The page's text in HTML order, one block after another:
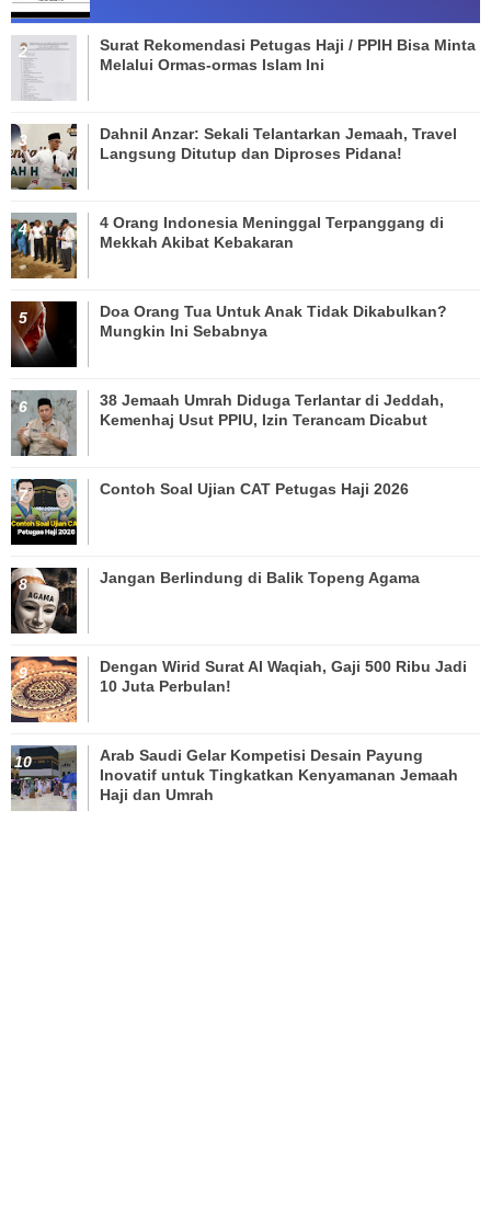
Surat Rekomendasi Petugas Haji / PPIH Bisa Minta
Melalui Ormas-ormas Islam Ini
Dahnil Anzar: Sekali Telantarkan Jemaah, Travel
Langsung Ditutup dan Diproses Pidana!
4 Orang Indonesia Meninggal Terpanggang di
Mekkah Akibat Kebakaran
Doa Orang Tua Untuk Anak Tidak Dikabulkan?
Mungkin Ini Sebabnya
38 Jemaah Umrah Diduga Terlantar di Jeddah,
Kemenhaj Usut PPIU, Izin Terancam Dicabut
Contoh Soal Ujian CAT Petugas Haji 2026
Jangan Berlindung di Balik Topeng Agama
Dengan Wirid Surat Al Waqiah, Gaji 500 Ribu Jadi
10 Juta Perbulan!
Arab Saudi Gelar Kompetisi Desain Payung
Inovatif untuk Tingkatkan Kenyamanan Jemaah
Haji dan Umrah